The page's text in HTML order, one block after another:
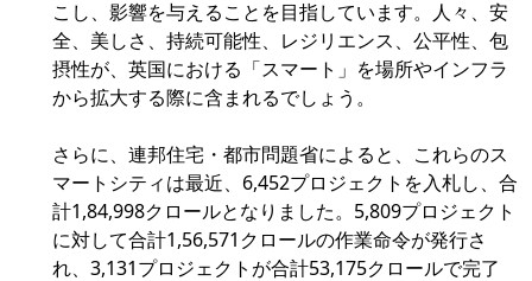
こし、影響を与えることを目指しています。人々、安
全、美しさ、持続可能性、レジリエンス、公平性、包
摂性が、英国における「スマート」を場所やインフラ
から拡大する際に含まれるでしょう。
さらに、連邦住宅・都市問題省によると、これらのス
マートシティは最近、6,452プロジェクトを入札し、合
計1,84,998クロールとなりました。5,809プロジェクト
に対して合計1,56,571クロールの作業命令が発行さ
れ、3,131プロジェクトが合計53,175クロールで完了